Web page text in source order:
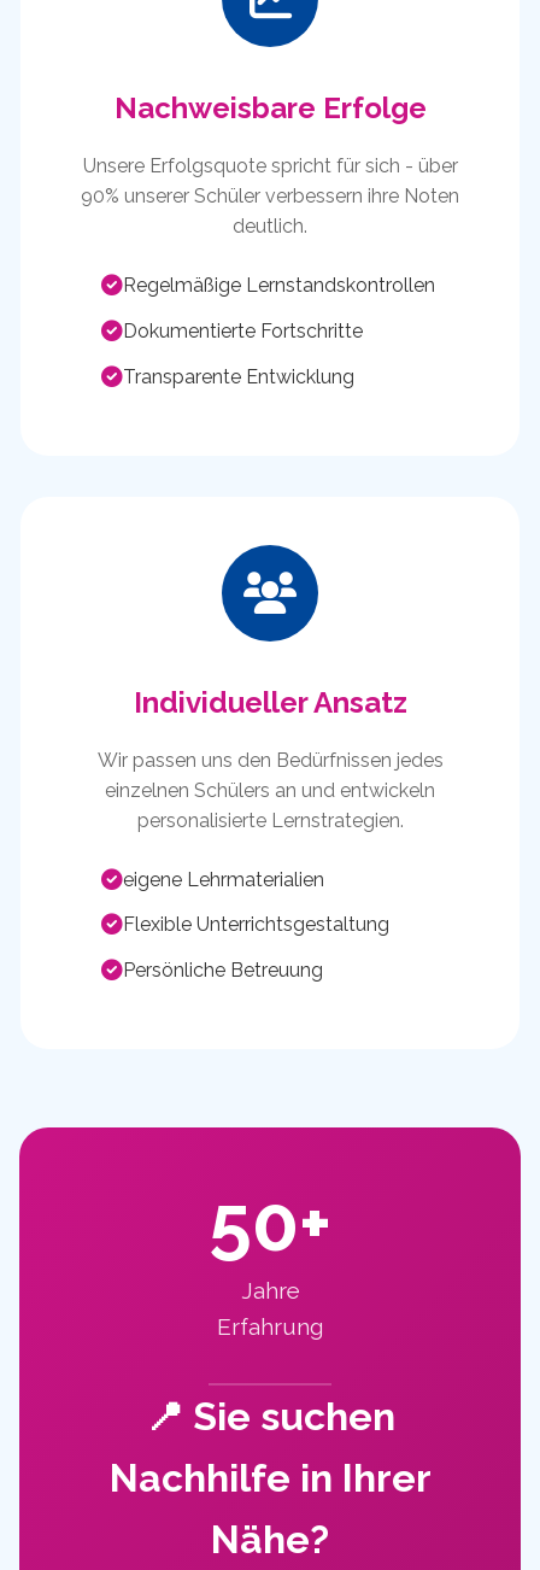
Nachweisbare Erfolge
Unsere Erfolgsquote spricht für sich - über
90% unserer Schüler verbessern ihre Noten
deutlich.
Regelmäßige Lernstandskontrollen
Dokumentierte Fortschritte
Transparente Entwicklung
Individueller Ansatz
Wir passen uns den Bedürfnissen jedes
einzelnen Schülers an und entwickeln
personalisierte Lernstrategien.
eigene Lehrmaterialien
Flexible Unterrichtsgestaltung
Persönliche Betreuung
50+
Jahre
Erfahrung
📍 Sie suchen
Nachhilfe in Ihrer
Nähe?